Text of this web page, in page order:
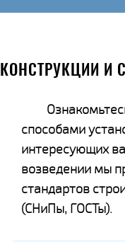
КОНСТРУКЦИИ И
способами
интересующих
возведении мы
стандартов
(СНиПы, ГОСТы).